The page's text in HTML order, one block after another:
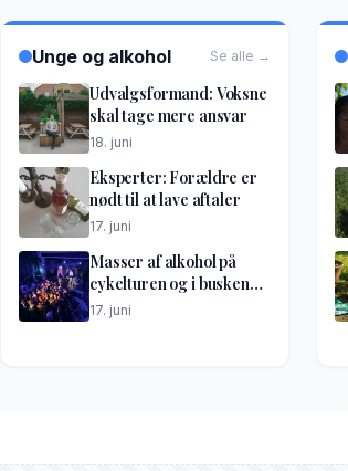
Unge og alkohol Se alle →
Udvalgsformand: Voksne
skal tage mere ansvar
18. juni
Eksperter: Forældre er
nødt til at lave aftaler
17. juni
Masser af alkohol på
cykelturen og i buskene
til festen
17. juni